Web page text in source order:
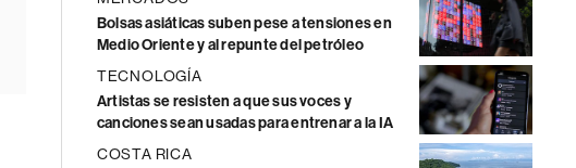
Bolsas asiáticas suben pese a tensiones en
Medio Oriente y al repunte del petróleo
TECNOLOGÍA
Artistas se resisten a que sus voces y
canciones sean usadas para entrenar a la IA
COSTA RICA